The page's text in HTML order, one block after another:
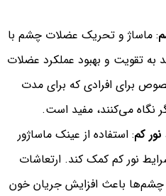
: ماساژ و تحریک عضلات چشم با
به تقویت و بهبود عملکرد عضلات
برای افرادی که برای مدت
نگاه می‌کنند، مفید است.
کم: استفاده از عینک ماساژور
نور کم کمک کند. ارتعاشات
باعث افزایش جریان خون